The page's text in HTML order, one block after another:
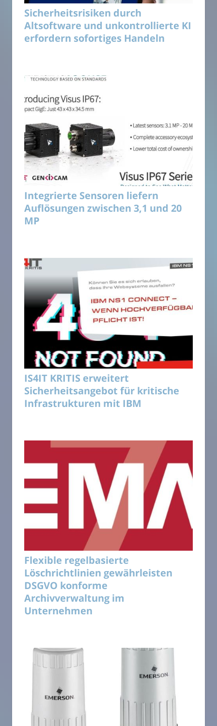
Sicherheitsrisiken durch
Altsoftware und unkontrollierte KI
erfordern sofortiges Handeln
Integrierte Sensoren liefern
Auflösungen zwischen 3,1 und 20
MP
IS4IT KRITIS erweitert
Sicherheitsangebot für kritische
Infrastrukturen mit IBM
Flexible regelbasierte
Löschrichtlinien gewährleisten
DSGVO konforme
Archivverwaltung im
Unternehmen